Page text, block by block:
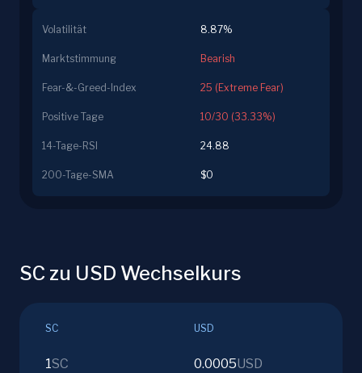
Volatilität 8.87%
Marktstimmung Bearish
Fear-&-Greed-Index 25 (Extreme Fear)
Positive Tage 10/30 (33.33%)
14-Tage-RSI 24.88
200-Tage-SMA $0
SC zu USD Wechselkurs
SC USD
1SC 0.0005USD